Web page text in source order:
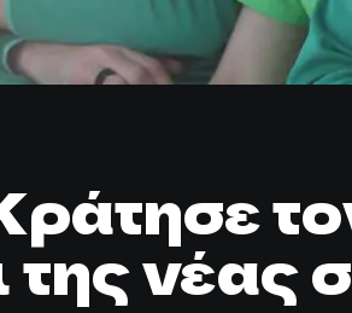
της νέας